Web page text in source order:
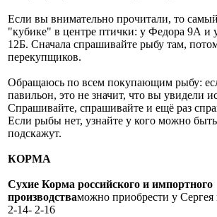
Если вы внимательно прочитали, то
"кубике" в центре птички: у Федора 9А и
12Б. Сначала спрашивайте рыбу там,
перекупщиков.
Обращаюсь по всем покупающим рыбу:
павильон, это не значит, что вы увидели
Спрашивайте, спрашивайте и ещё раз
Если рыбы нет, узнайте у кого можно
подскажут.
КОРМА
Сухие Корма российского и импортного
производстваможно приобрести у
2-14- 2-16